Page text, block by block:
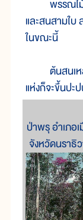
พรรณไม้ที่
และสนสามใ
ในขณะนี้
ต้นสนเหล่
แห่งก็จะขึ้นปะ
ป่าพรุ อำเภอ
จังหวัดนราธิ